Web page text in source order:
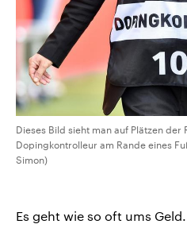
Dieses Bild sieht man auf Plätzen
Dopingkontrolleur am Rande eines
Simon)
Es geht wie so oft ums